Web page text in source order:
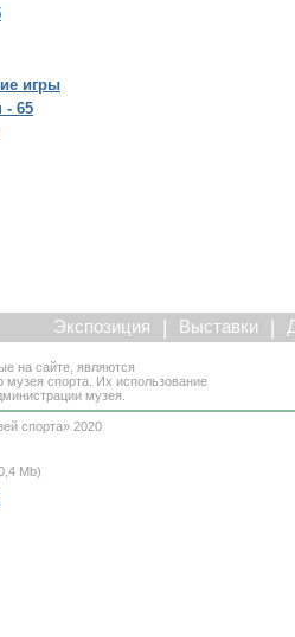
игры
- 65
Экспозиция | Выставки |
на сайте, являются
спорта. Их использование
музея.
спорта» 2020
Mb)